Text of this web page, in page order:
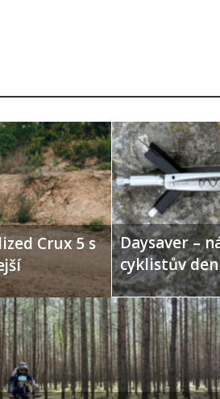
Crux 5 s
Daysaver –
cyklistův den